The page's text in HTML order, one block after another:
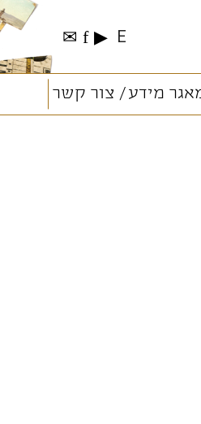
E
▶
f
✉
מידע צור קשר